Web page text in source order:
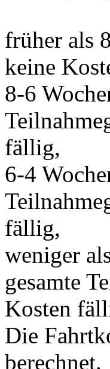
früher als
keine
8-6
fällig,
6-4
fällig,
weniger
gesamte
Kosten
Die
berechnet.